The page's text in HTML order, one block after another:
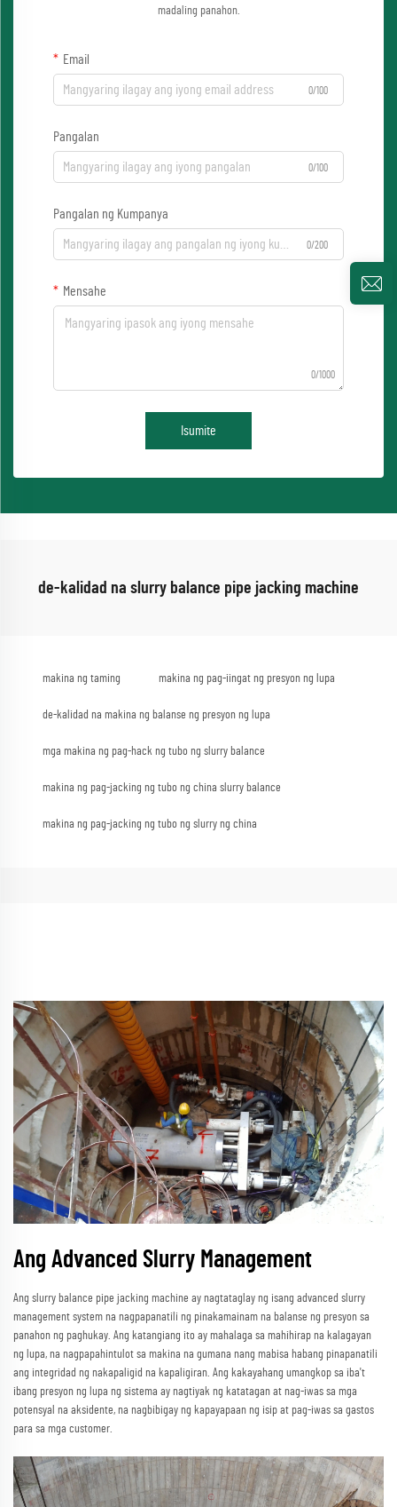
madaling panahon.
Email
0/100
Pangalan
0/100
Pangalan ng Kumpanya
0/200
Mensahe
0/1000
Isumite
de-kalidad na slurry balance pipe jacking machine
makina ng taming makina ng pag-iingat ng presyon ng lupa
de-kalidad na makina ng balanse ng presyon ng lupa
mga makina ng pag-hack ng tubo ng slurry balance
makina ng pag-jacking ng tubo ng china slurry balance
makina ng pag-jacking ng tubo ng slurry ng china
Ang Advanced Slurry Management
Ang slurry balance pipe jacking machine ay nagtataglay ng isang advanced slurry
management system na nagpapanatili ng pinakamainam na balanse ng presyon sa
panahon ng paghukay. Ang katangiang ito ay mahalaga sa mahihirap na kalagayan
ng lupa, na nagpapahintulot sa makina na gumana nang mabisa habang pinapanatili
ang integridad ng nakapaligid na kapaligiran. Ang kakayahang umangkop sa iba't
ibang presyon ng lupa ng sistema ay nagtiyak ng katatagan at nag-iwas sa mga
potensyal na aksidente, na nagbibigay ng kapayapaan ng isip at pag-iwas sa gastos
para sa mga customer.